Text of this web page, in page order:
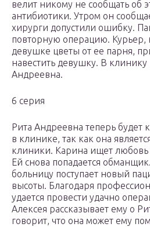
велит никому не сообщать об
антибиотики. Утром он
хирурги допустили ошибку.
повторную операцию. Курьер,
девушке цветы от ее парня,
навестить девушку. В клинику
Андреевна.
6 серия
Рита Андреевна теперь будет
в клинике, так как она
клиники. Карина ищет любовь
Ей снова попадается
больницу поступает новый
высоты. Благодаря
удается провести удачно
Алексея рассказывает ему о
говорит, что она может ему